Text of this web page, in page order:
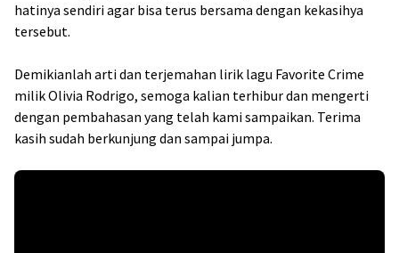
hatinya sendiri agar bisa terus bersama dengan kekasihya
tersebut.
Demikianlah arti dan terjemahan lirik lagu Favorite Crime
milik Olivia Rodrigo, semoga kalian terhibur dan mengerti
dengan pembahasan yang telah kami sampaikan. Terima
kasih sudah berkunjung dan sampai jumpa.